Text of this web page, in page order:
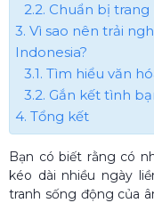
2.2. Chuẩn bị
3. Vì sao nên trải
Indonesia?
3.1. Tìm hiểu văn
3.2. Gắn kết tình
4. Tổng kết
Bạn có biết rằng có
kéo dài nhiều ngày
tranh sống động của